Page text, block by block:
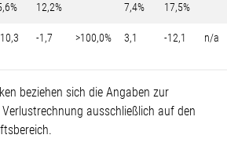
12,2% 7,4% 17,5%
-1,7 >100,0% 3,1 -12,1 n/a
beziehen sich die Angaben zur
ausschließlich auf den